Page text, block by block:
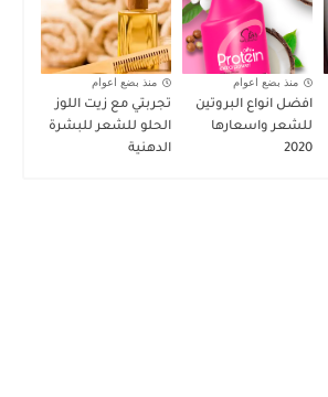
منذ بضع اعوام
افضل انواع البروتين
للشعر واسعارها
2020
منذ بضع اعوام
تجربتي مع زيت اللوز
الحلو للشعر للبشرة
الدهنية